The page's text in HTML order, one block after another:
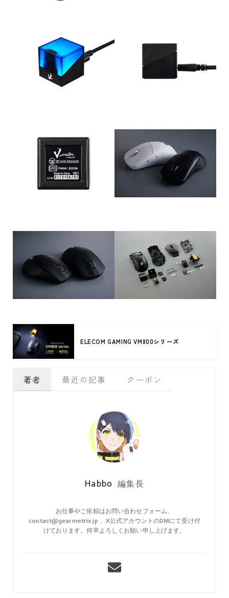
ELECOM GAMING VM800シリーズ
著者 最近の記事 クーポン
Habbo 編集長
お仕事やご依頼はお問い合わせフォーム、
contact@gearmetrix.jp 、X公式アカウントのDMにて受け付
けております。何卒よろしくお願い申し上げます。